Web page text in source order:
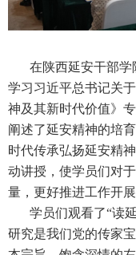
在陕西延安干部学
学习习近平总书记关
神及其新时代价值》
阐述了延安精神的培
时代传承弘扬延安精
动讲授，使学员们对
量，更好推进工作开
学员们观看了“读
研究是我们党的传家